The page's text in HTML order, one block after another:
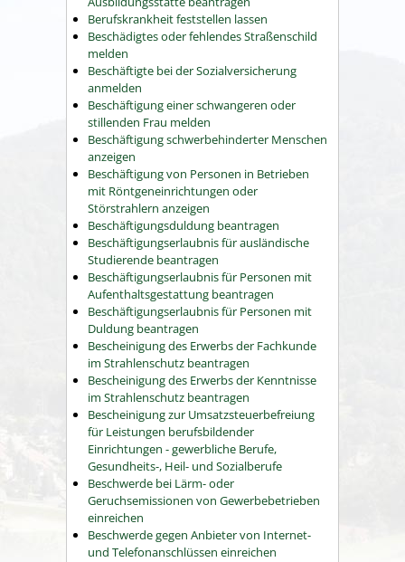
Berufskrankheit feststellen lassen
Beschädigtes oder fehlendes Straßenschild
melden
Beschäftigte bei der Sozialversicherung
anmelden
Beschäftigung einer schwangeren oder
stillenden Frau melden
Beschäftigung schwerbehinderter Menschen
anzeigen
Beschäftigung von Personen in Betrieben
mit Röntgeneinrichtungen oder
Störstrahlern anzeigen
Beschäftigungsduldung beantragen
Beschäftigungserlaubnis für ausländische
Studierende beantragen
Beschäftigungserlaubnis für Personen mit
Aufenthaltsgestattung beantragen
Beschäftigungserlaubnis für Personen mit
Duldung beantragen
Bescheinigung des Erwerbs der Fachkunde
im Strahlenschutz beantragen
Bescheinigung des Erwerbs der Kenntnisse
im Strahlenschutz beantragen
Bescheinigung zur Umsatzsteuerbefreiung
für Leistungen berufsbildender
Einrichtungen - gewerbliche Berufe,
Gesundheits-, Heil- und Sozialberufe
Beschwerde bei Lärm- oder
Geruchsemissionen von Gewerbebetrieben
einreichen
Beschwerde gegen Anbieter von Internet-
und Telefonanschlüssen einreichen